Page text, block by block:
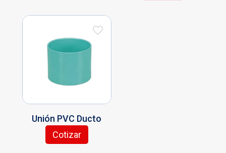
Unión PVC Ducto
Cotizar
Este